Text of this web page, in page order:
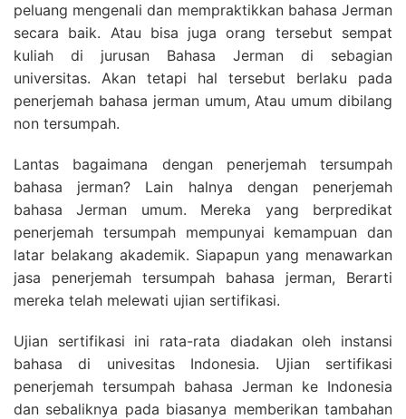
peluang mengenali dan mempraktikkan bahasa Jerman
secara baik. Atau bisa juga orang tersebut sempat
kuliah di jurusan Bahasa Jerman di sebagian
universitas. Akan tetapi hal tersebut berlaku pada
penerjemah bahasa jerman umum, Atau umum dibilang
non tersumpah.
Lantas bagaimana dengan penerjemah tersumpah
bahasa jerman? Lain halnya dengan penerjemah
bahasa Jerman umum. Mereka yang berpredikat
penerjemah tersumpah mempunyai kemampuan dan
latar belakang akademik. Siapapun yang menawarkan
jasa penerjemah tersumpah bahasa jerman, Berarti
mereka telah melewati ujian sertifikasi.
Ujian sertifikasi ini rata-rata diadakan oleh instansi
bahasa di univesitas Indonesia. Ujian sertifikasi
penerjemah tersumpah bahasa Jerman ke Indonesia
dan sebaliknya pada biasanya memberikan tambahan